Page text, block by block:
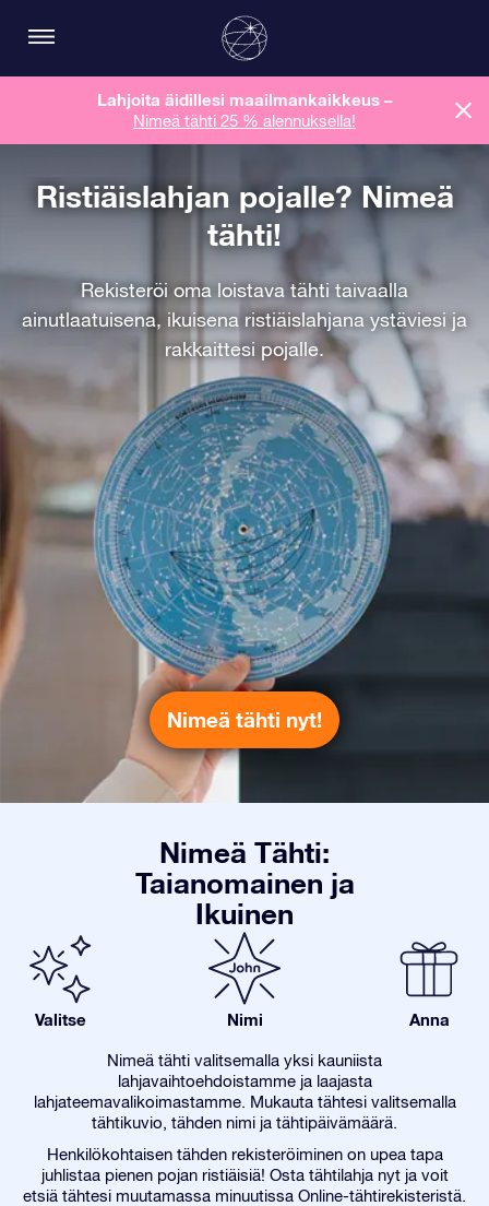
Lahjoita äidillesi maailmankaikkeus –
Nimeä tähti 25 % alennuksella!
Ristiäislahjan pojalle? Nimeä
tähti!
Rekisteröi oma loistava tähti taivaalla
ainutlaatuisena, ikuisena ristiäislahjana ystäviesi ja
rakkaittesi pojalle.
Nimeä tähti nyt!
Nimeä Tähti:
Taianomainen ja
Ikuinen
Valitse Nimi Anna
Nimeä tähti valitsemalla yksi kauniista
lahjavaihtoehdoistamme ja laajasta
lahjateemavalikoimastamme. Mukauta tähtesi valitsemalla
tähtikuvio, tähden nimi ja tähtipäivämäärä.
Henkilökohtaisen tähden rekisteröiminen on upea tapa
juhlistaa pienen pojan ristiäisiä! Osta tähtilahja nyt ja voit
etsiä tähtesi muutamassa minuutissa Online-tähtirekisteristä.